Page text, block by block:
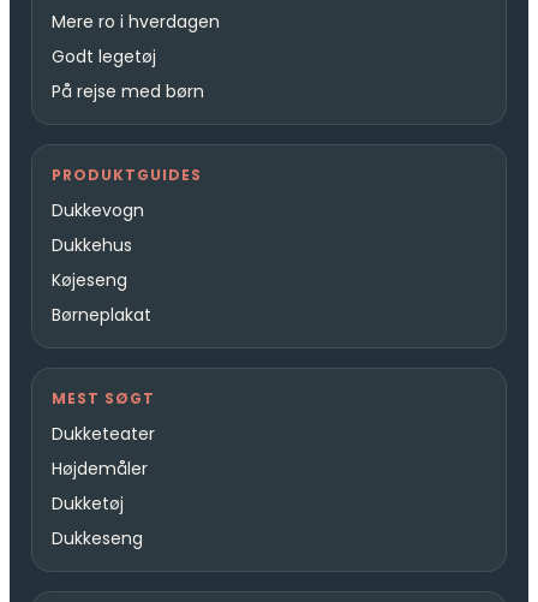
Mere ro i hverdagen
Godt legetøj
På rejse med børn
PRODUKTGUIDES
Dukkevogn
Dukkehus
Køjeseng
Børneplakat
MEST SØGT
Dukketeater
Højdemåler
Dukketøj
Dukkeseng